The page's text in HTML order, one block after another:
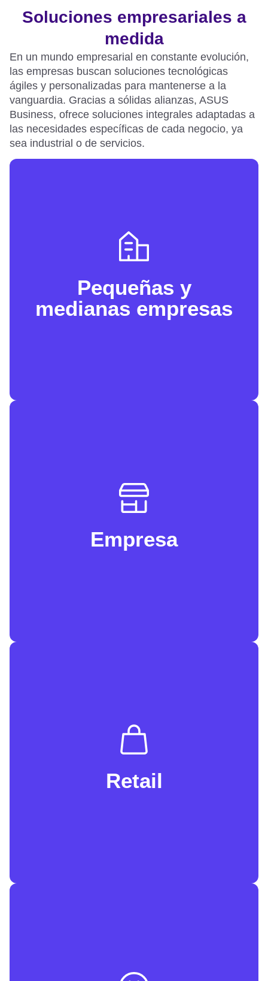
Pequeñas y
medianas empresas​
empresariales de ASUS. Aumenta la
productividad de tu equipo, fomenta el
sin comprometer la seguridad. Llega más
lejos con la tecnología que se adapta a tu
Empresa
soluciones tecnológicas optimizan la
gestión de TI, fortalecen la seguridad y
aceleran tu transformación digital. Al
datos, podrás atraer y retener a los
Retail
experimentan tu marca. Eleva tu marca
Soluciones empresariales a
medida
En un mundo empresarial en constante evolución,
las empresas buscan soluciones tecnológicas
ágiles y personalizadas para mantenerse a la
vanguardia. Gracias a sólidas alianzas, ASUS
Business, ofrece soluciones integrales adaptadas a
las necesidades específicas de cada negocio, ya
sea industrial o de servicios.